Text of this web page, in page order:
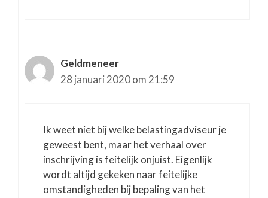
Geldmeneer
28 januari 2020 om 21:59
Ik weet niet bij welke belastingadviseur je
geweest bent, maar het verhaal over
inschrijving is feitelijk onjuist. Eigenlijk
wordt altijd gekeken naar feitelijke
omstandigheden bij bepaling van het